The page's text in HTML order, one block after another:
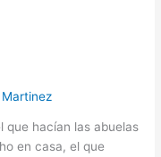
que hacían las abuelas
en casa, el que